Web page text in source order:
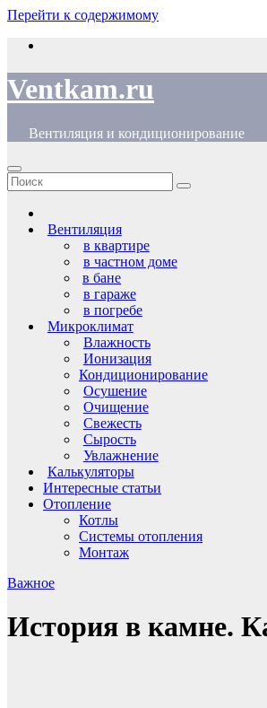
Перейти к содержимому
Ventkam.ru
Вентиляция и кондиционирование
Вентиляция
в квартире
в частном доме
в бане
в гараже
в погребе
Микроклимат
Влажность
Ионизация
Кондиционирование
Осушение
Очищение
Свежесть
Сырость
Увлажнение
Калькуляторы
Интересные статьи
Отопление
Котлы
Системы отопления
Монтаж
Важное
История в камне.